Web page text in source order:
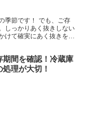
季節です！ でも、ご存
しっかりあく抜きしない
けて確実にあく抜きをし
期間を確認！冷蔵庫
理が大切！